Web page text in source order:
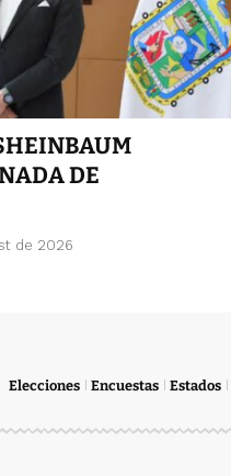
DE
de 2026
Elecciones Encuestas Estados